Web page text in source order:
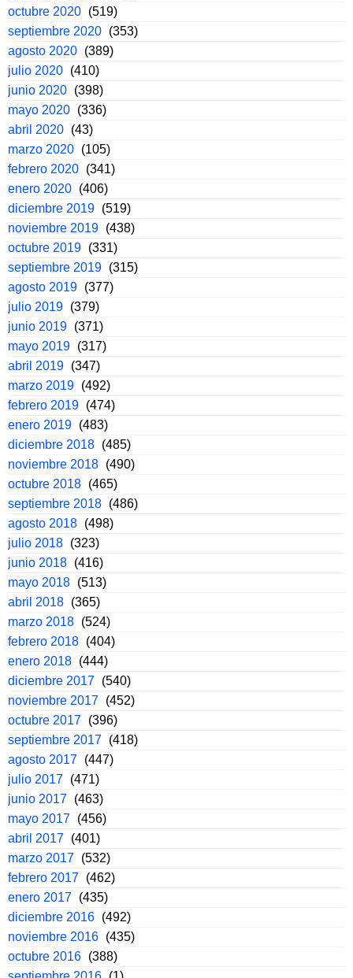
octubre 2020 (519)
septiembre 2020 (353)
agosto 2020 (389)
julio 2020 (410)
junio 2020 (398)
mayo 2020 (336)
abril 2020 (43)
marzo 2020 (105)
febrero 2020 (341)
enero 2020 (406)
diciembre 2019 (519)
noviembre 2019 (438)
octubre 2019 (331)
septiembre 2019 (315)
agosto 2019 (377)
julio 2019 (379)
junio 2019 (371)
mayo 2019 (317)
abril 2019 (347)
marzo 2019 (492)
febrero 2019 (474)
enero 2019 (483)
diciembre 2018 (485)
noviembre 2018 (490)
octubre 2018 (465)
septiembre 2018 (486)
agosto 2018 (498)
julio 2018 (323)
junio 2018 (416)
mayo 2018 (513)
abril 2018 (365)
marzo 2018 (524)
febrero 2018 (404)
enero 2018 (444)
diciembre 2017 (540)
noviembre 2017 (452)
octubre 2017 (396)
septiembre 2017 (418)
agosto 2017 (447)
julio 2017 (471)
junio 2017 (463)
mayo 2017 (456)
abril 2017 (401)
marzo 2017 (532)
febrero 2017 (462)
enero 2017 (435)
diciembre 2016 (492)
noviembre 2016 (435)
octubre 2016 (388)